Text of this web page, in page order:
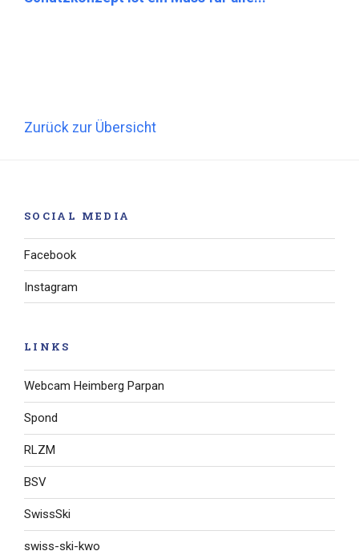
Zurück zur Übersicht
SOCIAL MEDIA
Facebook
Instagram
LINKS
Webcam Heimberg Parpan
Spond
RLZM
BSV
SwissSki
swiss-ski-kwo